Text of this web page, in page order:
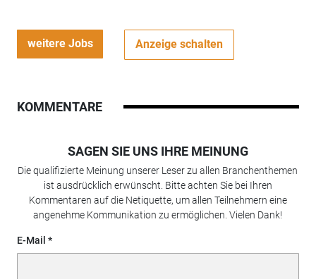
weitere Jobs Anzeige schalten
KOMMENTARE
SAGEN SIE UNS IHRE MEINUNG
Die qualifizierte Meinung unserer Leser zu allen Branchenthemen
ist ausdrücklich erwünscht. Bitte achten Sie bei Ihren
Kommentaren auf die Netiquette, um allen Teilnehmern eine
angenehme Kommunikation zu ermöglichen. Vielen Dank!
E-Mail